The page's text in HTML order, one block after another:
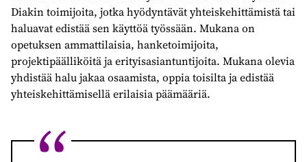
Diakin toimijoita, jotka hyödyntävät yhteiskehittämistä tai
haluavat edistää sen käyttöä työssään. Mukana on
opetuksen ammattilaisia, hanketoimijoita,
projektipäälliköitä ja erityisasiantuntijoita. Mukana olevia
yhdistää halu jakaa osaamista, oppia toisilta ja edistää
yhteiskehittämisellä erilaisia päämääriä.